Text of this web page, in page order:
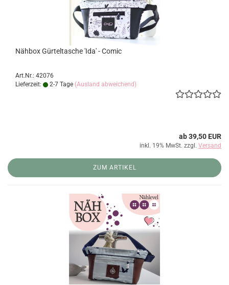
Nähbox Gürteltasche 'Ida' - Comic
Art.Nr.: 42076
Lieferzeit:
2-7 Tage (Ausland abweichend)
ab 39,50 EUR
inkl. 19% MwSt. zzgl. Versand
ZUM ARTIKEL